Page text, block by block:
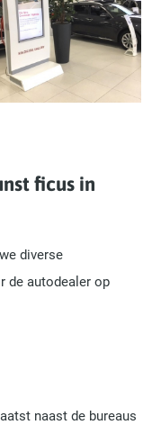
ficus in
diverse
de autodealer op
naast de bureaus